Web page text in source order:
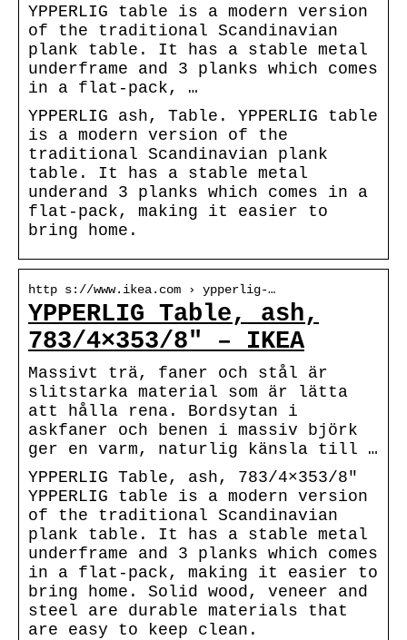
YPPERLIG table is a modern version
of the traditional Scandinavian
plank table. It has a stable metal
underframe and 3 planks which comes
in a flat-pack, …
YPPERLIG ash, Table. YPPERLIG table
is a modern version of the
traditional Scandinavian plank
table. It has a stable metal
underand 3 planks which comes in a
flat-pack, making it easier to
bring home.
http s://www.ikea.com › ypperlig-…
YPPERLIG Table, ash,
783/4×353/8″ – IKEA
Massivt trä, faner och stål är
slitstarka material som är lätta
att hålla rena. Bordsytan i
askfaner och benen i massiv björk
ger en varm, naturlig känsla till …
YPPERLIG Table, ash, 783/4×353/8″
YPPERLIG table is a modern version
of the traditional Scandinavian
plank table. It has a stable metal
underframe and 3 planks which comes
in a flat-pack, making it easier to
bring home. Solid wood, veneer and
steel are durable materials that
are easy to keep clean.